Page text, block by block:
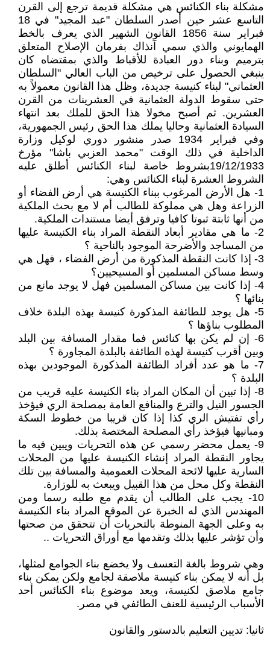
مشكلة بناء الكنائس هي مشكلة قديمة ترجع إلى القرن
التاسع عشر حين أصدر السلطان "عبد المجيد" في 18
فبراير سنة 1856 القانون الشهير الذي يعرف بالخط
الهمايوني والذي سمي آنذاك بفرمان الإصلاح المتعلق
بترميم وبناء دور العبادة للأقباط والذي بمقتضاه كان
ينبغي الحصول على ترخيص من الباب العالي "السلطان
العثماني" لبناء كنيسة جديدة، وظل هذا القانون معمولاً به
حتى سقوط الدولة العثمانية في العشرينات من القرن
العشرين. ثم أصبح مخولا هذا الحق للملك بعد انتهاء
السيادة العثمانية وحاليا يملك هذا الحق رئيس الجمهورية،
وفي فبراير 1934 صدر منشور دوري لوكيل وزارة
الداخلية في ذلك الوقت "محمد العزبي باشا" مؤرخ
19/12/1933بشروط خاصة لبناء الكنائس أطلق عليه
الشروط العشرة لبناء الكنائس وهي:
1- هل الأرض المرغوب ببناء الكنيسة هي أرض الفضاء أو
الزراعة وهل هي مملوكة للطالب أم لا مع بحث الملكية
من أنها ثابتة ثبوتا كافيا وترفق أيضا مستندات الملكية.
2- ما هي مقادير أبعاد النقطة المراد بناء الكنيسة عليها
من المساجد والأضرحة الموجود بالناحية ؟
3- إذا كانت النقطة المذكورة من أرض الفضاء ، فهل هي
وسط مساكن المسلمين أو المسيحيين؟
4- إذا كانت بين مساكن المسلمين فهل لا يوجد مانع من
بنائها ؟
5- هل يوجد للطائفة المذكورة كنيسة بهذه البلدة خلاف
المطلوب بناؤها ؟
6- إن لم يكن بها كنائس فما مقدار المسافة بين البلد
وبين أقرب كنيسة لهذه الطائفة بالبلدة المجاورة ؟
7- ما هو عدد أفراد الطائفة المذكورة الموجودين بهذه
البلدة ؟
8- إذا تبين أن المكان المراد بناء الكنيسة عليه قريب من
الجسور النيل والترع والمنافع العامة بمصلحة الري فيؤخذ
رأي تفتيش الري كذا إذا كان قريبا من خطوط السكة
ومبانيها فيؤخذ رأي المصلحة المختصة بذلك.
9- يعمل محضر رسمي عن هذه التحريات ويبين فيه ما
يجاور النقطة المراد إنشاء الكنيسة عليها من المحلات
السارية عليها لائحة المحلات العمومية والمسافة بين تلك
النقطة وكل محل من هذا القبيل ويبعث به للوزارة.
10- يجب على الطالب أن يقدم مع طلبه رسما ومن
المهندس الذي له الخبرة عن الموقع المراد بناء الكنيسة
به وعلى الجهة المنوطة بالتحريات أن تتحقق من صحتها
وأن تؤشر عليها بذلك وتقدمها مع أوراق التحريات ..
وهي شروط بالغة التعسف ولا يخضع بناء الجوامع لمثلها،
بل أنه لا يمكن بناء كنيسة ملاصقة لجامع ولكن يمكن بناء
جامع ملاصق لكنيسة، ويعد موضوع بناء الكنائس أحد
الأسباب الرئيسية للعنف الطائفي في مصر.
ثانيا: تديين التعليم بالدستور والقانون